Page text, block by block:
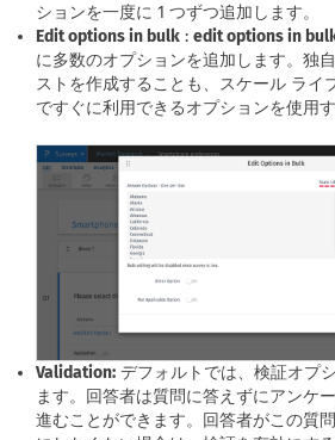
ションを一度に 1 つずつ追加します。
Edit options in bulk : edit options in
に多数のオプションを追加します。独
ストを作成することも、スケール ライ
ですぐに利用できるオプションを使用
Validation: デフォルトでは、検証オプ
ます。回答者は質問に答えずにアンケ
進むことができます。回答者がこの質